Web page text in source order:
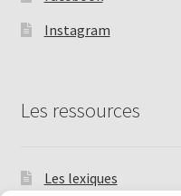
Instagram
Les ressources
Les lexiques